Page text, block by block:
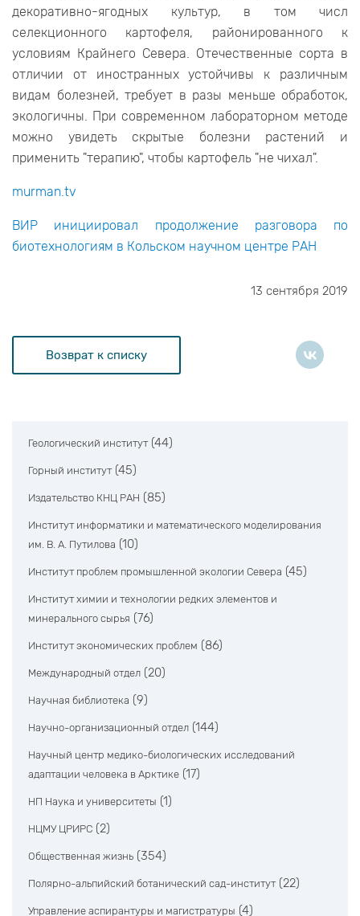
декоративно-ягодных культур, в том числ
селекционного картофеля, районированного к
условиям Крайнего Севера. Отечественные сорта в
отличии от иностранных устойчивы к различным
видам болезней, требует в разы меньше обработок,
экологичны. При современном лабораторном методе
можно увидеть скрытые болезни растений и
применить "терапию", чтобы картофель "не чихал".
murman.tv
ВИР инициировал продолжение разговора по
биотехнологиям в Кольском научном центре РАН
13 сентября 2019
Возврат к списку
Геологический институт (44)
Горный институт (45)
Издательство КНЦ РАН (85)
Институт информатики и математического моделирования
им. В. А. Путилова (10)
Институт проблем промышленной экологии Севера (45)
Институт химии и технологии редких элементов и
минерального сырья (76)
Институт экономических проблем (86)
Международный отдел (20)
Научная библиотека (9)
Научно-организационный отдел (144)
Научный центр медико-биологических исследований
адаптации человека в Арктике (17)
НП Наука и университеты (1)
НЦМУ ЦРИРС (2)
Общественная жизнь (354)
Полярно-альпийский ботанический сад-институт (22)
Управление аспирантуры и магистратуры (4)